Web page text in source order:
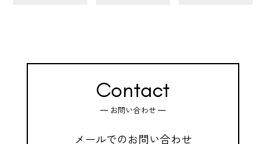
Contact
お問い合わせ
メールでのお問い合わせ